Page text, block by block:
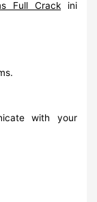
Full Crack ini
with your